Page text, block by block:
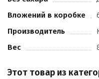
экстракт ромашки
консервант Е220.
Вложений в коробке
Производитель
Вес
Этот товар из